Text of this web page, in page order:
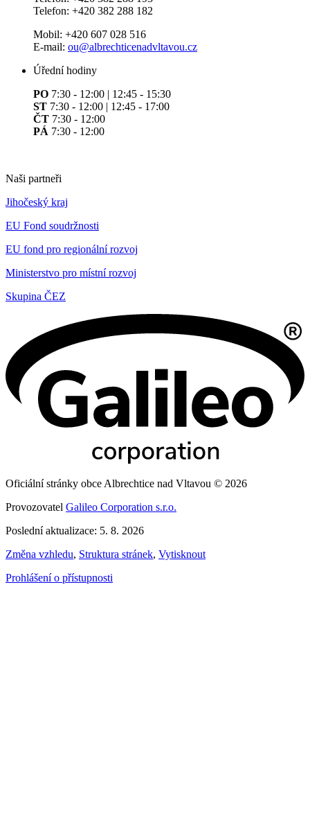
Telefon: +420 382 288 182
Mobil: +420 607 028 516
E-mail: ou@albrechticenadvltavou.cz
Úřední hodiny
PO 7:30 - 12:00 | 12:45 - 15:30
ST 7:30 - 12:00 | 12:45 - 17:00
ČT 7:30 - 12:00
PÁ 7:30 - 12:00
Naši partneři
Jihočeský kraj
EU Fond soudržnosti
EU fond pro regionální rozvoj
Ministerstvo pro místní rozvoj
Skupina ČEZ
Oficiální stránky obce Albrechtice nad Vltavou © 2026
Provozovatel Galileo Corporation s.r.o.
Poslední aktualizace: 5. 8. 2026
Změna vzhledu, Struktura stránek, Vytisknout
Prohlášení o přístupnosti